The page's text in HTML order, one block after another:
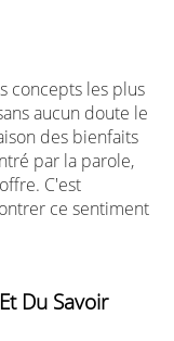
concepts les plus
aucun doute le
des bienfaits
par la parole,
C'est
ce sentiment
Du Savoir